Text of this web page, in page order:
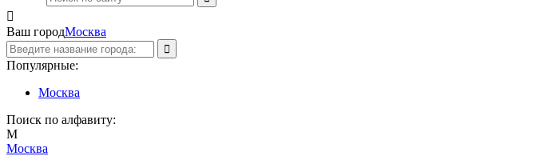

Ваш городМосква
Популярные:
Москва
Поиск по алфавиту:
М
Москва